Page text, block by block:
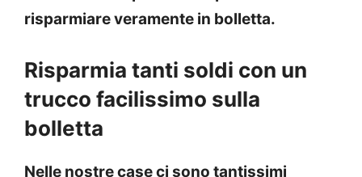
risparmiare veramente in bolletta.
Risparmia tanti soldi con un
trucco facilissimo sulla
bolletta
Nelle nostre case ci sono tantissimi